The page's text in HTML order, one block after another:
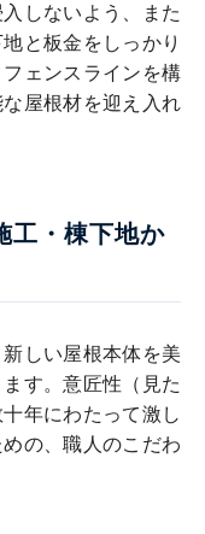
しないよう、また
と板金をしっかり
ェンスラインを構
屋根材を迎え入れ
工・棟下地か
しい屋根本体を美
す。意匠性（見た
年にわたって激し
の、職人のこだわ